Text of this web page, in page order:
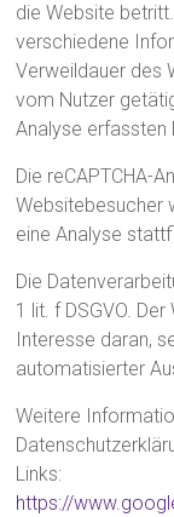
die Website
verschiedene
Verweildauer des
vom Nutzer
Analyse
Die reCAPTCHA-
Websitebesucher
eine Analyse
Die
1 lit. f DSGVO.
Interesse daran,
automatisierter
Weitere
Links:
https://